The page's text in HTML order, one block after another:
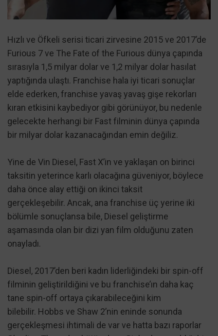
Hızlı ve Öfkeli serisi ticari zirvesine 2015 ve 2017’de
Furious 7 ve The Fate of the Furious dünya çapında
sırasıyla 1,5 milyar dolar ve 1,2 milyar dolar hasılat
yaptığında ulaştı. Franchise hala iyi ticari sonuçlar
elde ederken, franchise yavaş yavaş gişe rekorları
kıran etkisini kaybediyor gibi görünüyor, bu nedenle
gelecekte herhangi bir Fast filminin dünya çapında
bir milyar dolar kazanacağından emin değiliz.
Yine de Vin Diesel, Fast X’in ve yaklaşan on birinci
taksitin yeterince karlı olacağına güveniyor, böylece
daha önce alay ettiği on ikinci taksit
gerçekleşebilir. Ancak, ana franchise üç yerine iki
bölümle sonuçlansa bile, Diesel geliştirme
aşamasında olan bir dizi yan film olduğunu zaten
onayladı.
Diesel, 2017’den beri kadın liderliğindeki bir spin-off
filminin geliştirildiğini ve bu franchise’ın daha kaç
tane spin-off ortaya çıkarabileceğini kim
bilebilir. Hobbs ve Shaw 2’nin eninde sonunda
gerçekleşmesi ihtimali de var ve hatta bazı raporlar